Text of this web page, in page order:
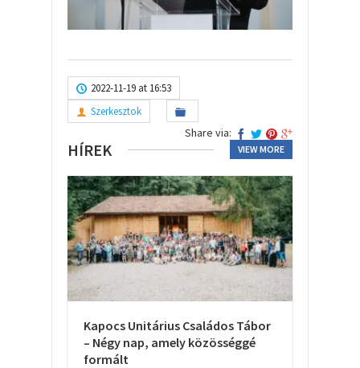
2022-11-19 at 16:53
Szerkesztok
Share via:
HÍREK VIEW MORE
Kapocs Unitárius Családos Tábor
– Négy nap, amely közösséggé
formált